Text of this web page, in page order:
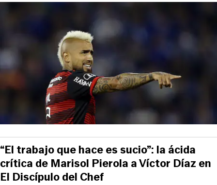
“El trabajo que hace es sucio”: la ácida
crítica de Marisol Pierola a Víctor Díaz en
El Discípulo del Chef